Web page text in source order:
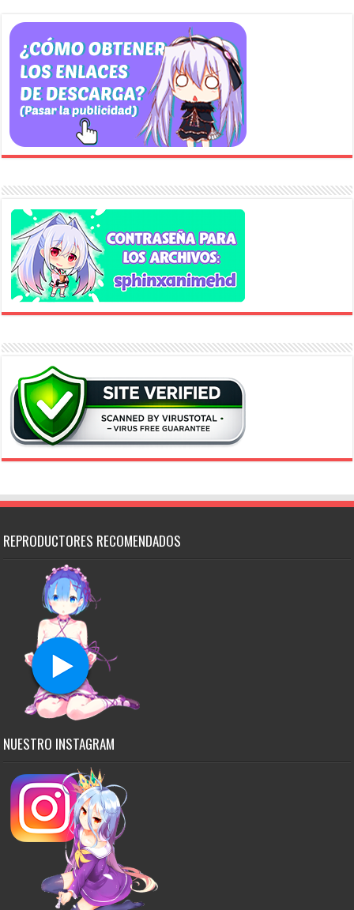
REPRODUCTORES RECOMENDADOS
NUESTRO INSTAGRAM